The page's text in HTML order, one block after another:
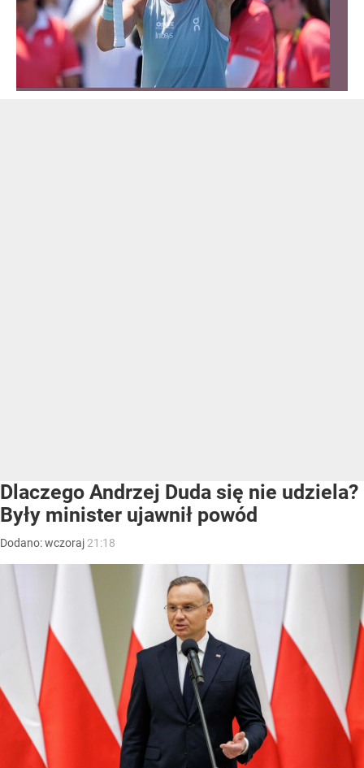
Dlaczego Andrzej Duda się nie udziela?
Były minister ujawnił powód
Dodano:wczoraj 21:18